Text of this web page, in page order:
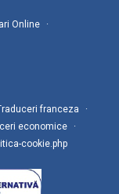
Online
franceza
economice
cookie.php